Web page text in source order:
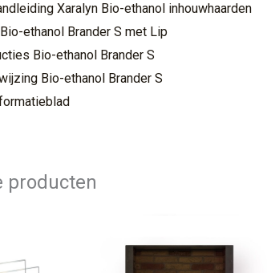
Xaralyn Bio-ethanol inhouwhaarden
ethanol Brander S met Lip
Bio-ethanol Brander S
Bio-ethanol Brander S
producten